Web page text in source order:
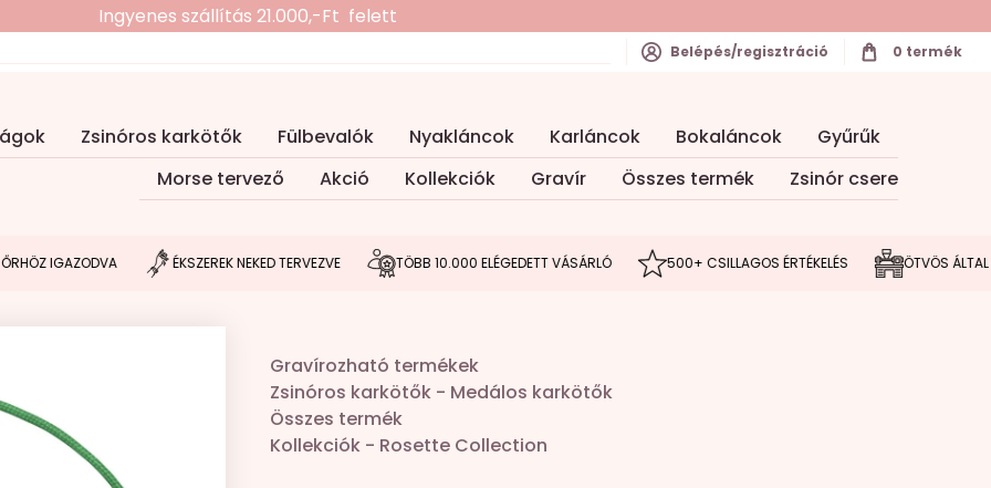
Zsinóros karkötők Fülbevalók Nyakláncok Karláncok Bokaláncok
Gyűrűk
Morse tervező
Akció Kollekciók Gravír Összes termék Zsinór csere
Belépés/regisztráció 0 termék
Ingyenes szállítás 21.000,-Ft felett
IGAZODVA ÉKSZEREK NEKED TERVEZVE TÖBB 10.000 ELÉGEDETT VÁSÁRLÓ 500+ CSILLAGOS ÉRTÉKELÉS ÖTVÖS ÁLTAL
Gravírozható termékek
Zsinóros karkötők - Medálos karkötők
Összes termék
Kollekciók - Rosette Collection